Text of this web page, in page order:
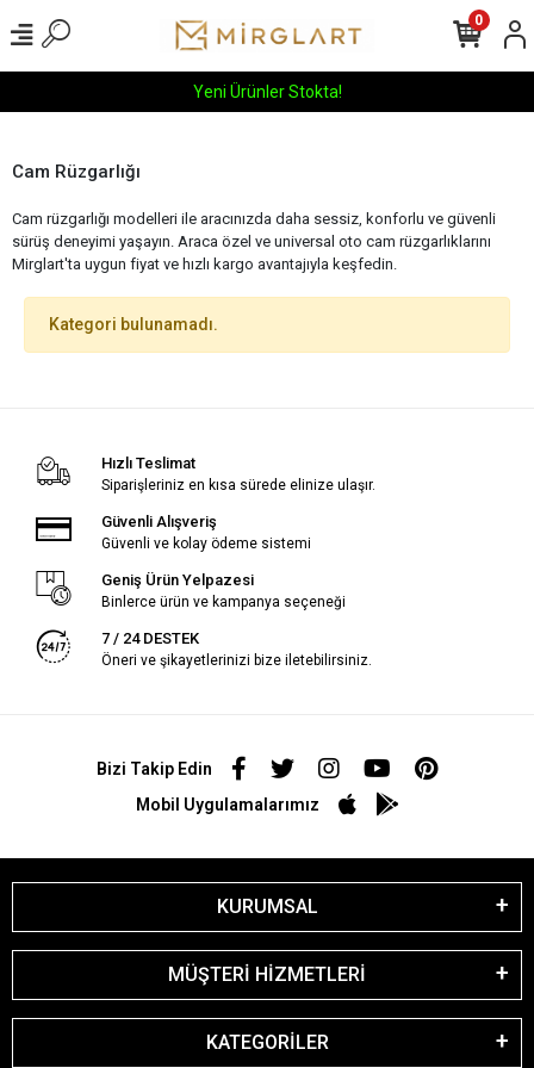
Yeni Ürünler Stokta!
0
Cam Rüzgarlığı
Cam rüzgarlığı modelleri ile aracınızda daha sessiz, konforlu ve güvenli
sürüş deneyimi yaşayın. Araca özel ve universal oto cam rüzgarlıklarını
Mirglart'ta uygun fiyat ve hızlı kargo avantajıyla keşfedin.
Kategori bulunamadı.
Hızlı Teslimat
Siparişleriniz en kısa sürede elinize ulaşır.
Güvenli Alışveriş
Güvenli ve kolay ödeme sistemi
Geniş Ürün Yelpazesi
Binlerce ürün ve kampanya seçeneği
7 / 24 DESTEK
Öneri ve şikayetlerinizi bize iletebilirsiniz.
Bizi Takip Edin
Mobil Uygulamalarımız
KURUMSAL
MÜŞTERİ HİZMETLERİ
KATEGORİLER